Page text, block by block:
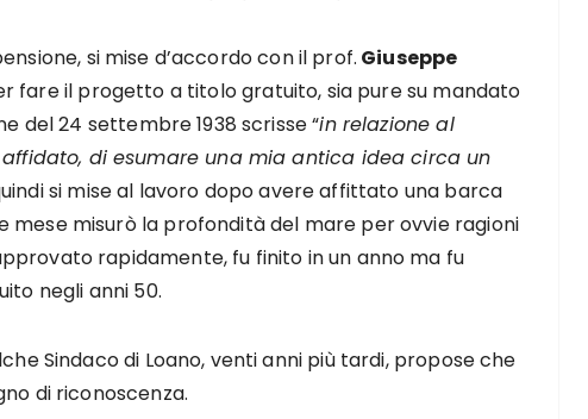
si mise d’accordo con il prof. Giuseppe
fare il progetto a titolo gratuito, sia pure su mandato
del 24 settembre 1938 scrisse “in relazione al
di esumare una mia antica idea circa un
si mise al lavoro dopo avere affittato una barca
mese misurò la profondità del mare per ovvie ragioni
rapidamente, fu finito in un anno ma fu
negli anni 50.
Sindaco di Loano, venti anni più tardi, propose che
di riconoscenza.